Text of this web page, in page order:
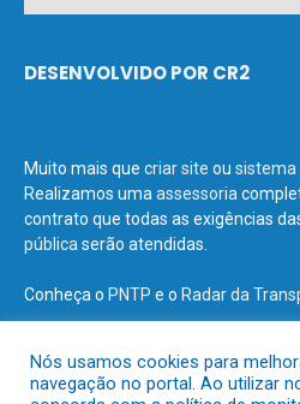
DESENVOLVIDO POR CR2
Muito mais que criar site ou sistema
Realizamos uma assessoria
contrato que todas as exigências
pública serão atendidas.
Conheça o PNTP e o Radar da
Nós usamos cookies para
navegação no portal. Ao utilizar